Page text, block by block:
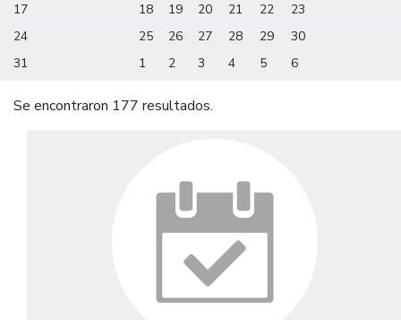
17
18 19 20 21 22
23
24
25 26 27 28 29
30
31
1 2 3 4 5 6
Se encontraron 177 resultados.